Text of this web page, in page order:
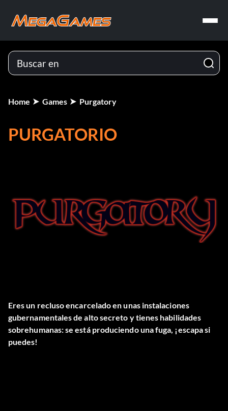
Home Games Purgatory
PURGATORIO
Eres un recluso encarcelado en unas instalaciones
gubernamentales de alto secreto y tienes habilidades
sobrehumanas: se está produciendo una fuga, ¡escapa si
puedes!